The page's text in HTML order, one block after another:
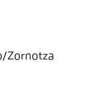
Zornotza